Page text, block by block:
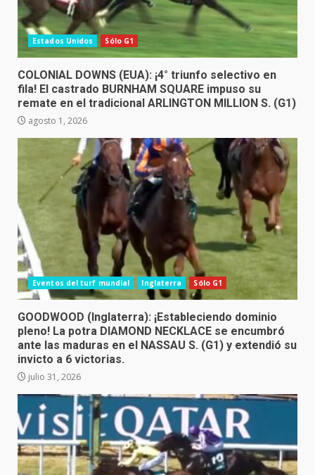
Estados Unidos Sólo G1
COLONIAL DOWNS (EUA): ¡4° triunfo selectivo en
fila! El castrado BURNHAM SQUARE impuso su
remate en el tradicional ARLINGTON MILLION S. (G1)
agosto 1, 2026
Eventos del turf mundial Inglaterra Sólo G1
GOODWOOD (Inglaterra): ¡Estableciendo dominio
pleno! La potra DIAMOND NECKLACE se encumbró
ante las maduras en el NASSAU S. (G1) y extendió su
invicto a 6 victorias.
julio 31, 2026